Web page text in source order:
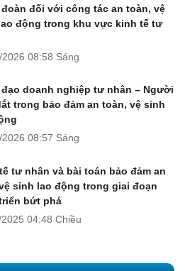
đối với công tác an toàn, vệ
động trong khu vực kinh tế tư
08:58 Sáng
đạo doanh nghiệp tư nhân – Người
trong bảo đảm an toàn, vệ sinh
08:57 Sáng
tư nhân và bài toán bảo đảm an
sinh lao động trong giai đoạn
bứt phá
04:48 Chiều